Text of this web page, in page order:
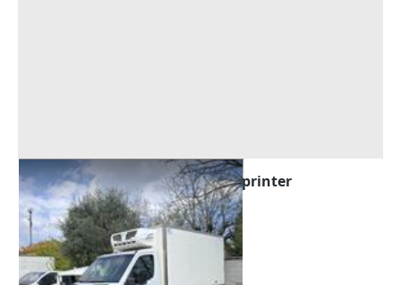
Furgone isotermico Mercedes Sprinter
Melegnano (Milano)
Offerta minima
1.250 €
21/09/2026